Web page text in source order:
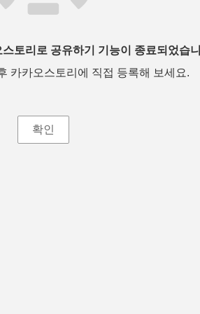
토리로 공유하기 기능이 종료되었습
카카오스토리에 직접 등록해 보세요.
확인